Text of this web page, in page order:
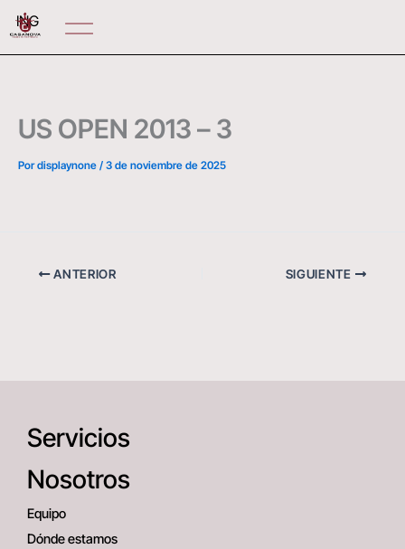
contenido
ING
US OPEN 2013 – 3
Pordisplaynone / 3 de noviembre de 2025
ANTERIOR SIGUIENTE
Servicios
Nosotros
Equipo
Dónde estamos